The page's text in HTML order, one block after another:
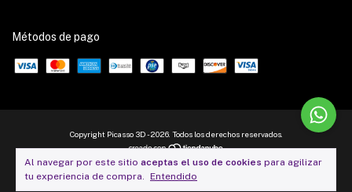
Al navegar por este sitio aceptas el uso de cookies para agilizar
tu experiencia de compra. Entendido
Métodos de pago
Copyright Picasso 3D - 2026. Todos los derechos reservados.